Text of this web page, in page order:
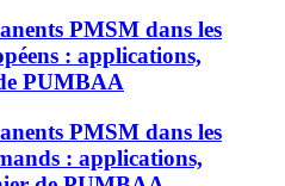
PMSM dans les
: applications,
PUMBAA
PMSM dans les
: applications,